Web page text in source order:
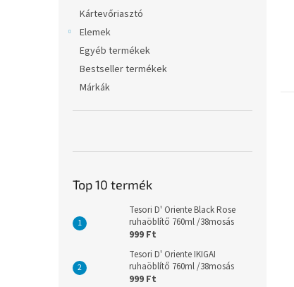
Kártevőriasztó
Elemek
Egyéb termékek
Bestseller termékek
Márkák
Top 10 termék
Tesori D' Oriente Black Rose
ruhaöblítő 760ml /38mosás
999 Ft
Tesori D' Oriente IKIGAI
ruhaöblítő 760ml /38mosás
999 Ft